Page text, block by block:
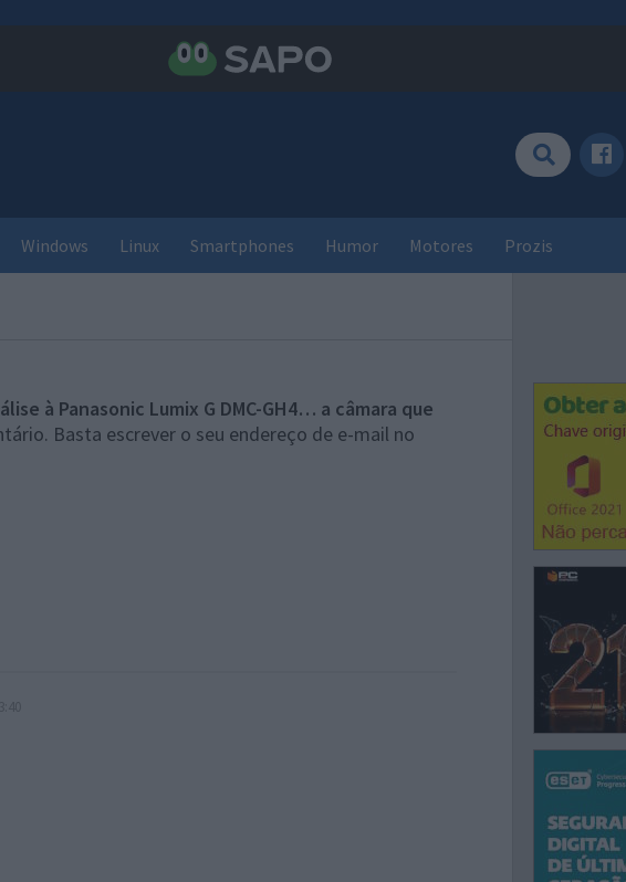
Windows Linux Smartphones Humor Motores Prozis
à Panasonic Lumix G DMC-GH4… a câmara que
Basta escrever o seu endereço de e-mail no